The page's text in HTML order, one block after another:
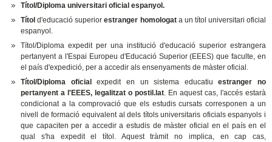
Títol/Diploma universitari oficial espanyol.
Títol d'educació superiorestranger homologat a un títol universitari oficial
espanyol.
Títol/Diploma expedit per una institució d'educació superior estrangera
pertanyent a l'Espai Europeu d'Educació Superior (EEES) que faculte, en
el país d'expedició, per a accedir als ensenyaments de màster oficial.
Títol/Diploma oficialexpedit en un sistema educatiuestranger no
pertanyent a l'EEES, legalitzat o postil.lat. En aquest cas, l'accés estarà
condicionat a la comprovació que els estudis cursats corresponen a un
nivell de formació equivalent al dels títols universitaris oficials espanyols i
que capaciten per a accedir a estudis de màster oficial en el país en el
qual s'ha expedit el títol. Aquest tràmit no implica, en cap cas,